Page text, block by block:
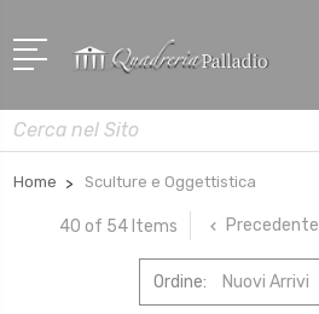
Cerca
Home Sculture e Oggettistica
40 of 54 Items Precedente
Ordine: